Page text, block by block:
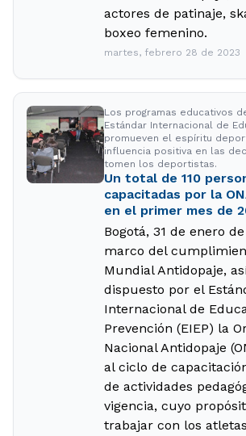
actores de patinaje,
boxeo femenino.
martes, febrero 28 de 2023
Los programas educativos
Estándar Internacional de
promueven el espíritu
influencia positiva en las
tomen los deportistas.
Un total de 110
capacitadas por la
en el primer mes de
Bogotá, 31 de enero
marco del
Mundial Antidopaje,
dispuesto por el
Internacional de
Prevención (EIEP) la
Nacional Antidopaje
al ciclo de
de actividades
vigencia, cuyo
trabajar con los